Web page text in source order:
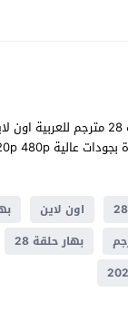
اون لاين
بهار حلقة 28